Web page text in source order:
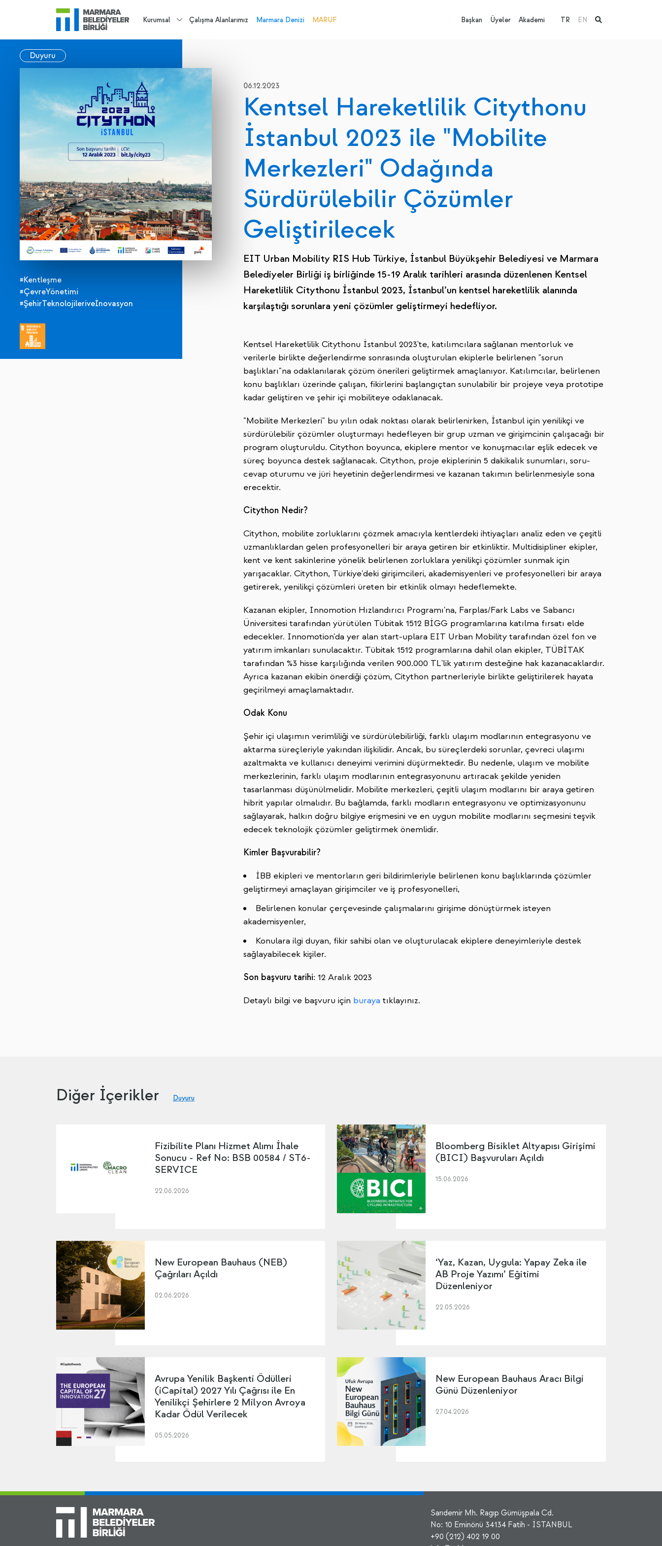
Kurumsal Çalışma Alanlarımız Marmara Denizi MARUF Başkan Üyeler Akademi TR EN
Duyuru
#Kentleşme
#ÇevreYönetimi
#ŞehirTeknolojileriveİnovasyon
06.12.2023
Kentsel Hareketlilik Citythonu
İstanbul 2023 ile "Mobilite
Merkezleri" Odağında
Sürdürülebilir Çözümler
Geliştirilecek
EIT Urban Mobility RIS Hub Türkiye, İstanbul Büyükşehir Belediyesi ve Marmara
Belediyeler Birliği iş birliğinde 15-19 Aralık tarihleri arasında düzenlenen Kentsel
Hareketlilik Citythonu İstanbul 2023, İstanbul’un kentsel hareketlilik alanında
karşılaştığı sorunlara yeni çözümler geliştirmeyi hedefliyor.
Kentsel Hareketlilik Citythonu İstanbul 2023'te, katılımcılara sağlanan mentorluk ve
verilerle birlikte değerlendirme sonrasında oluşturulan ekiplerle belirlenen "sorun
başlıkları"na odaklanılarak çözüm önerileri geliştirmek amaçlanıyor. Katılımcılar, belirlenen
konu başlıkları üzerinde çalışan, fikirlerini başlangıçtan sunulabilir bir projeye veya prototipe
kadar geliştiren ve şehir içi mobiliteye odaklanacak.
"Mobilite Merkezleri" bu yılın odak noktası olarak belirlenirken, İstanbul için yenilikçi ve
sürdürülebilir çözümler oluşturmayı hedefleyen bir grup uzman ve girişimcinin çalışacağı bir
program oluşturuldu. Citython boyunca, ekiplere mentor ve konuşmacılar eşlik edecek ve
süreç boyunca destek sağlanacak. Citython, proje ekiplerinin 5 dakikalık sunumları, soru-
cevap oturumu ve jüri heyetinin değerlendirmesi ve kazanan takımın belirlenmesiyle sona
erecektir.
Citython Nedir?
Citython, mobilite zorluklarını çözmek amacıyla kentlerdeki ihtiyaçları analiz eden ve çeşitli
uzmanlıklardan gelen profesyonelleri bir araya getiren bir etkinliktir. Multidisipliner ekipler,
kent ve kent sakinlerine yönelik belirlenen zorluklara yenilikçi çözümler sunmak için
yarışacaklar. Citython, Türkiye'deki girişimcileri, akademisyenleri ve profesyonelleri bir araya
getirerek, yenilikçi çözümleri üreten bir etkinlik olmayı hedeflemekte.
Kazanan ekipler, Innomotion Hızlandırıcı Programı'na, Farplas/Fark Labs ve Sabancı
Üniversitesi tarafından yürütülen Tübitak 1512 BİGG programlarına katılma fırsatı elde
edecekler. Innomotion'da yer alan start-uplara EIT Urban Mobility tarafından özel fon ve
yatırım imkanları sunulacaktır. Tübitak 1512 programlarına dahil olan ekipler, TÜBİTAK
tarafından %3 hisse karşılığında verilen 900.000 TL'lik yatırım desteğine hak kazanacaklardır.
Ayrıca kazanan ekibin önerdiği çözüm, Citython partnerleriyle birlikte geliştirilerek hayata
geçirilmeyi amaçlamaktadır.
Odak Konu
Şehir içi ulaşımın verimliliği ve sürdürülebilirliği, farklı ulaşım modlarının entegrasyonu ve
aktarma süreçleriyle yakından ilişkilidir. Ancak, bu süreçlerdeki sorunlar, çevreci ulaşımı
azaltmakta ve kullanıcı deneyimi verimini düşürmektedir. Bu nedenle, ulaşım ve mobilite
merkezlerinin, farklı ulaşım modlarının entegrasyonunu artıracak şekilde yeniden
tasarlanması düşünülmelidir. Mobilite merkezleri, çeşitli ulaşım modlarını bir araya getiren
hibrit yapılar olmalıdır. Bu bağlamda, farklı modların entegrasyonu ve optimizasyonunu
sağlayarak, halkın doğru bilgiye erişmesini ve en uygun mobilite modlarını seçmesini teşvik
edecek teknolojik çözümler geliştirmek önemlidir.
Kimler Başvurabilir?
İBB ekipleri ve mentorların geri bildirimleriyle belirlenen konu başlıklarında çözümler
geliştirmeyi amaçlayan girişimciler ve iş profesyonelleri,
Belirlenen konular çerçevesinde çalışmalarını girişime dönüştürmek isteyen
akademisyenler,
Konulara ilgi duyan, fikir sahibi olan ve oluşturulacak ekiplere deneyimleriyle destek
sağlayabilecek kişiler.
Son başvuru tarihi: 12 Aralık 2023
Detaylı bilgi ve başvuru için buraya tıklayınız.
Diğer İçerikler Duyuru
Fizibilite Planı Hizmet Alımı İhale
Sonucu - Ref No: BSB 00584 / ST6-
SERVICE
22.06.2026
Bloomberg Bisiklet Altyapısı Girişimi
(BICI) Başvuruları Açıldı
15.06.2026
New European Bauhaus (NEB)
Çağrıları Açıldı
02.06.2026
‘Yaz, Kazan, Uygula: Yapay Zeka ile
AB Proje Yazımı’ Eğitimi
Düzenleniyor
22.05.2026
Avrupa Yenilik Başkenti Ödülleri
(iCapital) 2027 Yılı Çağrısı ile En
Yenilikçi Şehirlere 2 Milyon Avroya
Kadar Ödül Verilecek
05.05.2026
New European Bauhaus Aracı Bilgi
Günü Düzenleniyor
27.04.2026
Sarıdemir Mh. Ragıp Gümüşpala Cd.
No: 10 Eminönü 34134 Fatih - İSTANBUL
+90 (212) 402 19 00